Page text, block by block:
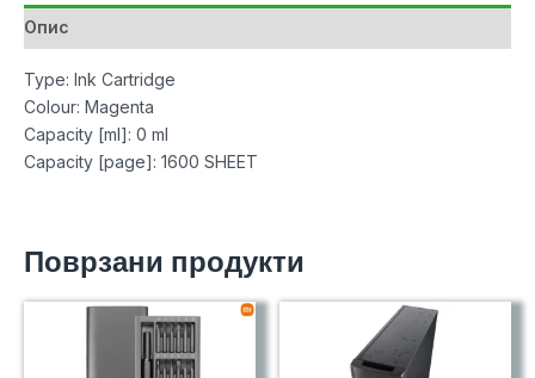
Опис
Type: Ink Cartridge
Colour: Magenta
Capacity [ml]: 0 ml
Capacity [page]: 1600 SHEET
Поврзани продукти